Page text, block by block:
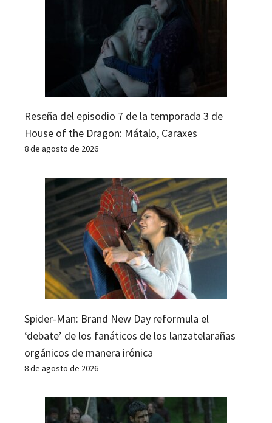
Reseña del episodio 7 de la temporada 3 de
House of the Dragon: Mátalo, Caraxes
8 de agosto de 2026
Spider-Man: Brand New Day reformula el
‘debate’ de los fanáticos de los lanzatelarañas
orgánicos de manera irónica
8 de agosto de 2026